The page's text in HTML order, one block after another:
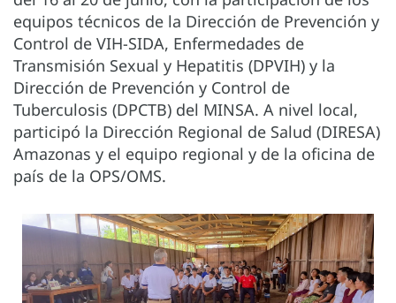
equipos técnicos de la Dirección de Prevención y
Control de VIH-SIDA, Enfermedades de
Transmisión Sexual y Hepatitis (DPVIH) y la
Dirección de Prevención y Control de
Tuberculosis (DPCTB) del MINSA. A nivel local,
participó la Dirección Regional de Salud (DIRESA)
Amazonas y el equipo regional y de la oficina de
país de la OPS/OMS.